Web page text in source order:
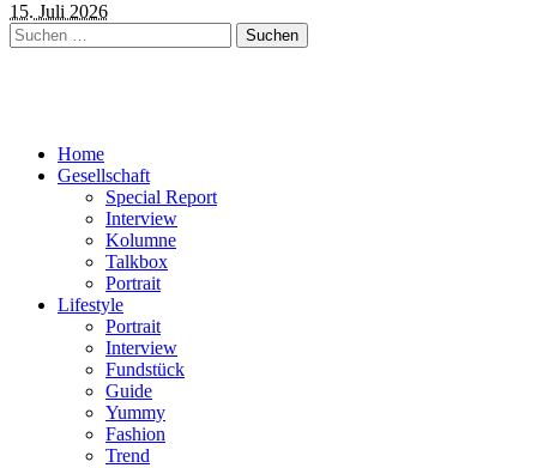
15. Juli 2026
Suchen
nach:
Home
Gesellschaft
Special Report
Interview
Kolumne
Talkbox
Portrait
Lifestyle
Portrait
Interview
Fundstück
Guide
Yummy
Fashion
Trend